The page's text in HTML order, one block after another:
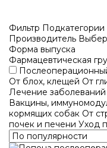
Фильтр Подкатегории
Производитель
Форма выпуска
Фармацевтическая
От блох, клещей От
Лечение заболеваний
Вакцины,
кормящих собак От
почек и печени Уход